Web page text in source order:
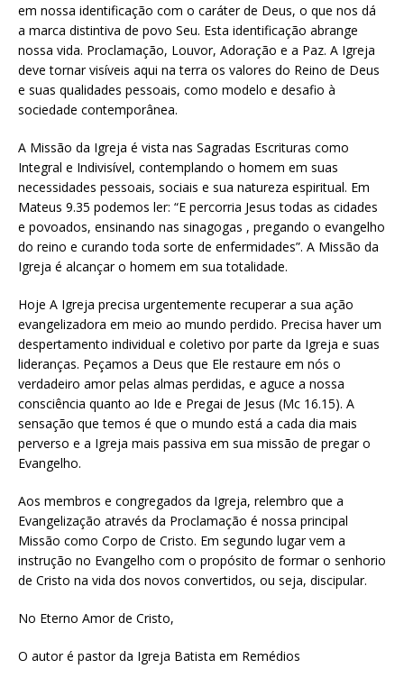
em nossa identificação com o caráter de Deus, o que nos dá
a marca distintiva de povo Seu. Esta identificação abrange
nossa vida. Proclamação, Louvor, Adoração e a Paz. A Igreja
deve tornar visíveis aqui na terra os valores do Reino de Deus
e suas qualidades pessoais, como modelo e desafio à
sociedade contemporânea.
A Missão da Igreja é vista nas Sagradas Escrituras como
Integral e Indivisível, contemplando o homem em suas
necessidades pessoais, sociais e sua natureza espiritual. Em
Mateus 9.35 podemos ler: “E percorria Jesus todas as cidades
e povoados, ensinando nas sinagogas , pregando o evangelho
do reino e curando toda sorte de enfermidades”. A Missão da
Igreja é alcançar o homem em sua totalidade.
Hoje A Igreja precisa urgentemente recuperar a sua ação
evangelizadora em meio ao mundo perdido. Precisa haver um
despertamento individual e coletivo por parte da Igreja e suas
lideranças. Peçamos a Deus que Ele restaure em nós o
verdadeiro amor pelas almas perdidas, e aguce a nossa
consciência quanto ao Ide e Pregai de Jesus (Mc 16.15). A
sensação que temos é que o mundo está a cada dia mais
perverso e a Igreja mais passiva em sua missão de pregar o
Evangelho.
Aos membros e congregados da Igreja, relembro que a
Evangelização através da Proclamação é nossa principal
Missão como Corpo de Cristo. Em segundo lugar vem a
instrução no Evangelho com o propósito de formar o senhorio
de Cristo na vida dos novos convertidos, ou seja, discipular.
No Eterno Amor de Cristo,
O autor é pastor da Igreja Batista em Remédios